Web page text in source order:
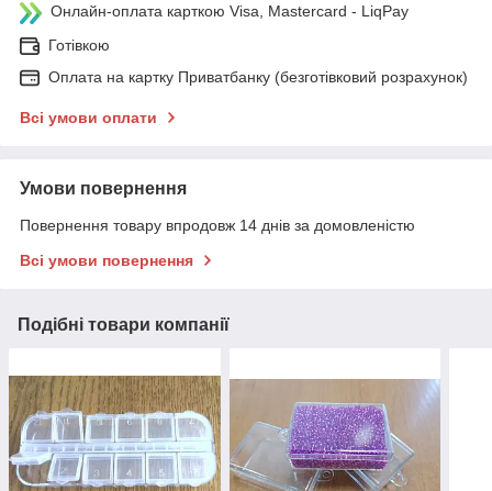
Онлайн-оплата карткою Visa, Mastercard - LiqPay
Готівкою
Оплата на картку Приватбанку (безготівковий розрахунок)
Всі умови оплати
Умови повернення
Повернення товару впродовж 14 днів за домовленістю
Всі умови повернення
Подібні товари компанії